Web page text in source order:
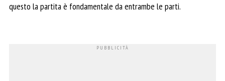
questo la partita è fondamentale da entrambe le parti.